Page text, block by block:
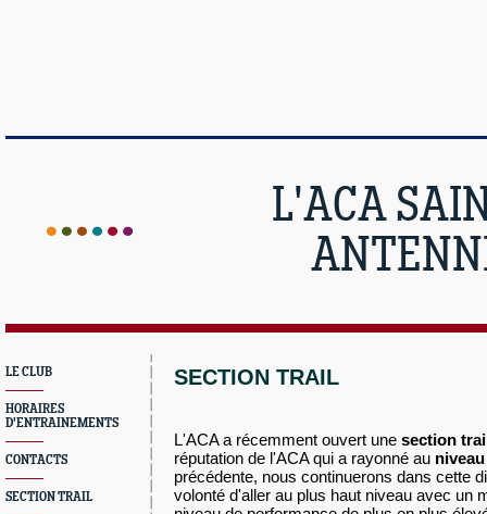
L'ACA
LE CLUB
HORAIRES
D'ENTRAINEMENTS
CONTACTS
SECTION TRAIL
SECTION TRAIL
L'ACA a récemment ouvert une section
réputation de l'ACA qui a rayonné au
précédente, nous continuerons dans cette
volonté d'aller au plus haut niveau avec un